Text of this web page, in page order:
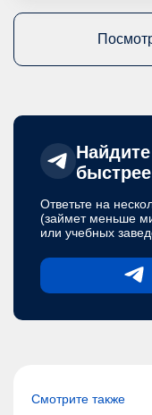
быстрее
Ответьте на
(займет меньше
или учебных
Смотрите также